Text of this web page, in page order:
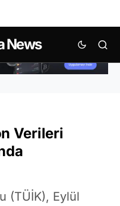
News
Verileri
(TÜİK), Eylül